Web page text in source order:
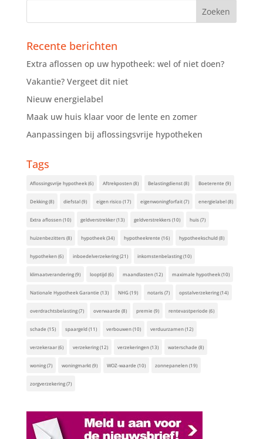
Recente berichten
Extra aflossen op uw hypotheek: wel of niet doen?
Vakantie? Vergeet dit niet
Nieuw energielabel
Maak uw huis klaar voor de lente en zomer
Aanpassingen bij aflossingsvrije hypotheken
Tags
Aflossingsvrije hypotheek(6) Aftrekposten(8) Belastingdienst(8) Boeterente (9)
Dekking(8) diefstal(9) eigen risico(17) eigenwoningforfait(7) energielabel(8)
Extra aflossen(10) geldverstrekker(13) geldverstrekkers(10) huis(7)
huizenbezitters(8) hypotheek(34) hypotheekrente (16) hypotheekschuld(8)
hypotheken(6) inboedelverzekering(21) inkomstenbelasting(10)
klimaatverandering(9) looptijd(6) maandlasten(12) maximale hypotheek(10)
Nationale Hypotheek Garantie (13) NHG(19) notaris(7) opstalverzekering(14)
overdrachtsbelasting(7) overwaarde (8) premie (9) rentevastperiode (6)
schade (15) spaargeld(11) verbouwen(10) verduurzamen(12)
verzekeraar(6) verzekering(12) verzekeringen(13) waterschade (8)
woning(7) woningmarkt(9) WOZ-waarde (10) zonnepanelen(19)
zorgverzekering(7)